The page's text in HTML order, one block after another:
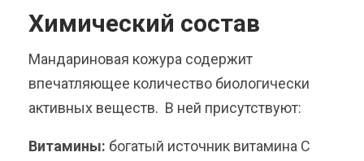
Химический состав
Мандариновая кожура содержит
впечатляющее количество биологически
активных веществ. В ней присутствуют:
Витамины: богатый источник витамина С